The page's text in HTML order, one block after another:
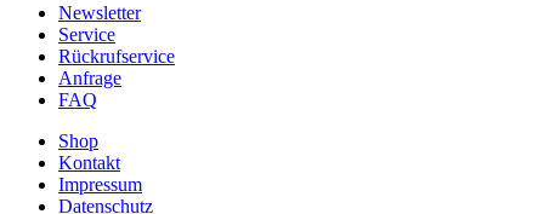
Newsletter
Service
Rückrufservice
Anfrage
FAQ
Shop
Kontakt
Impressum
Datenschutz